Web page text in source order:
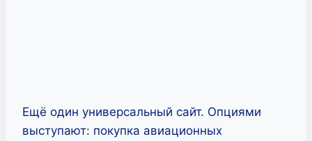
Ещё один универсальный сайт. Опциями
выступают: покупка авиационных